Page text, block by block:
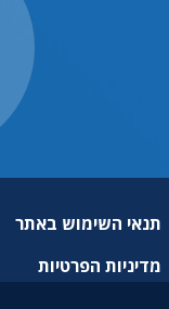
תנאי השימוש באתר
מדיניות הפרטיות